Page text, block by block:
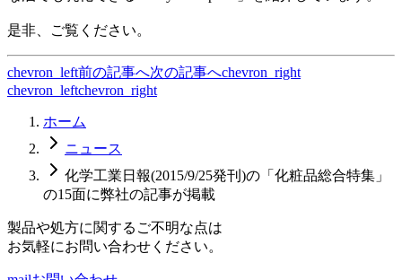
是非、ご覧ください。
chevron_left前の記事へ次の記事へchevron_right
chevron_leftchevron_right
ホーム
ニュース
化学工業日報(2015/9/25発刊)の「化粧品総合特集」
の15面に弊社の記事が掲載
製品や処方に関するご不明な点は
お気軽にお問い合わせください。